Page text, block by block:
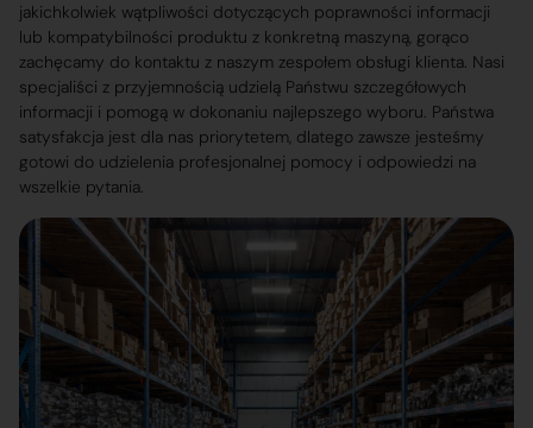
jakichkolwiek wątpliwości dotyczących poprawności informacji
lub kompatybilności produktu z konkretną maszyną, gorąco
zachęcamy do kontaktu z naszym zespołem obsługi klienta. Nasi
specjaliści z przyjemnością udzielą Państwu szczegółowych
informacji i pomogą w dokonaniu najlepszego wyboru. Państwa
satysfakcja jest dla nas priorytetem, dlatego zawsze jesteśmy
gotowi do udzielenia profesjonalnej pomocy i odpowiedzi na
wszelkie pytania.